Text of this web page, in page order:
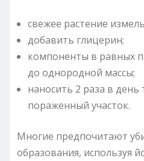
свежее растение
добавить глицерин;
компоненты в равных
до однородной массы;
наносить 2 раза в день
пораженный участок.
Многие предпочитают
образования, используя